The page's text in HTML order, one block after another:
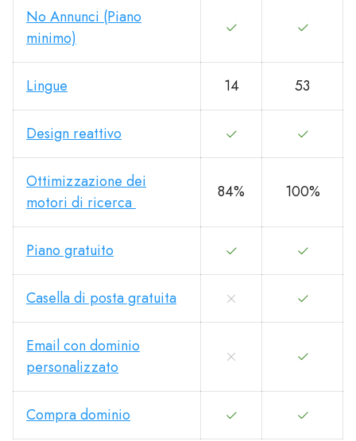
No Annunci (Piano
minimo)
Lingue 14 53
Design reattivo
Ottimizzazione dei
motori di ricerca
84% 100%
Piano gratuito
Casella di posta gratuita
Email con dominio
personalizzato
Compra dominio